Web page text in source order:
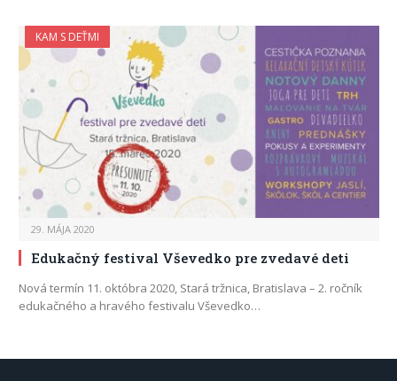
KAM S DEŤMI
29. MÁJA 2020
Edukačný festival Vševedko pre zvedavé deti
Nová termín 11. októbra 2020, Stará tržnica, Bratislava – 2. ročník
edukačného a hravého festivalu Vševedko…